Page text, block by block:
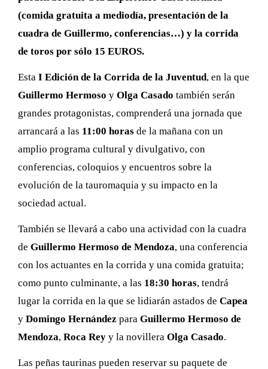
(comida gratuita a mediodía, presentación de la
cuadra de Guillermo, conferencias…) y la corrida
de toros por sólo 15 EUROS.
Esta I Edición de la Corrida de la Juventud, en la que
Guillermo Hermoso y Olga Casado también serán
grandes protagonistas, comprenderá una jornada que
arrancará a las 11:00 horasde la mañana con un
amplio programa cultural y divulgativo, con
conferencias, coloquios y encuentros sobre la
evolución de la tauromaquia y su impacto en la
sociedad actual.
También se llevará a cabo una actividad con la cuadra
de Guillermo Hermoso de Mendoza, una conferencia
con los actuantes en la corrida y una comida gratuita;
como punto culminante, a las 18:30 horas, tendrá
lugar la corrida en la que se lidiarán astados de Capea
y Domingo Hernándezpara Guillermo Hermoso de
Mendoza, Roca Reyy la novillera Olga Casado.
Las peñas taurinas pueden reservar su paquete de